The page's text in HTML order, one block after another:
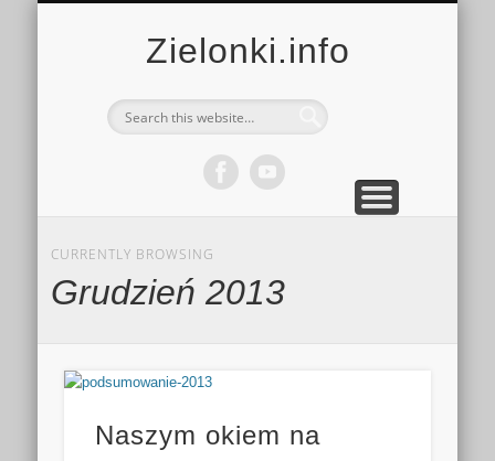
Zielonki.info
CURRENTLY BROWSING
Grudzień 2013
Naszym okiem na